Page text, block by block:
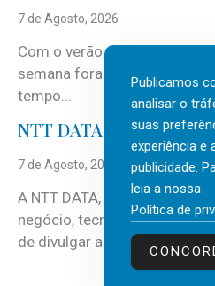
7 de Agosto, 2026
Com o verão, chegam
semana fora e os dias em
tempo...
NTT DATA Insurtech
7 de Agosto, 2026
A NTT DATA, consultora
negócio, tecnologia e
de divulgar a mais recente...
Publicamos
analisar o
suas
experiência e
publicidade.
leia a nossa
Política de